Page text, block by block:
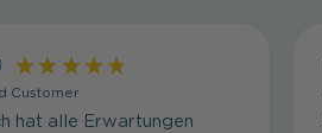
Customer
hat alle Erwartungen